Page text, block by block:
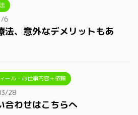
6
法、意外なデメリットもあ
ール・お仕事内容＋依頼
28
合わせはこちらへ